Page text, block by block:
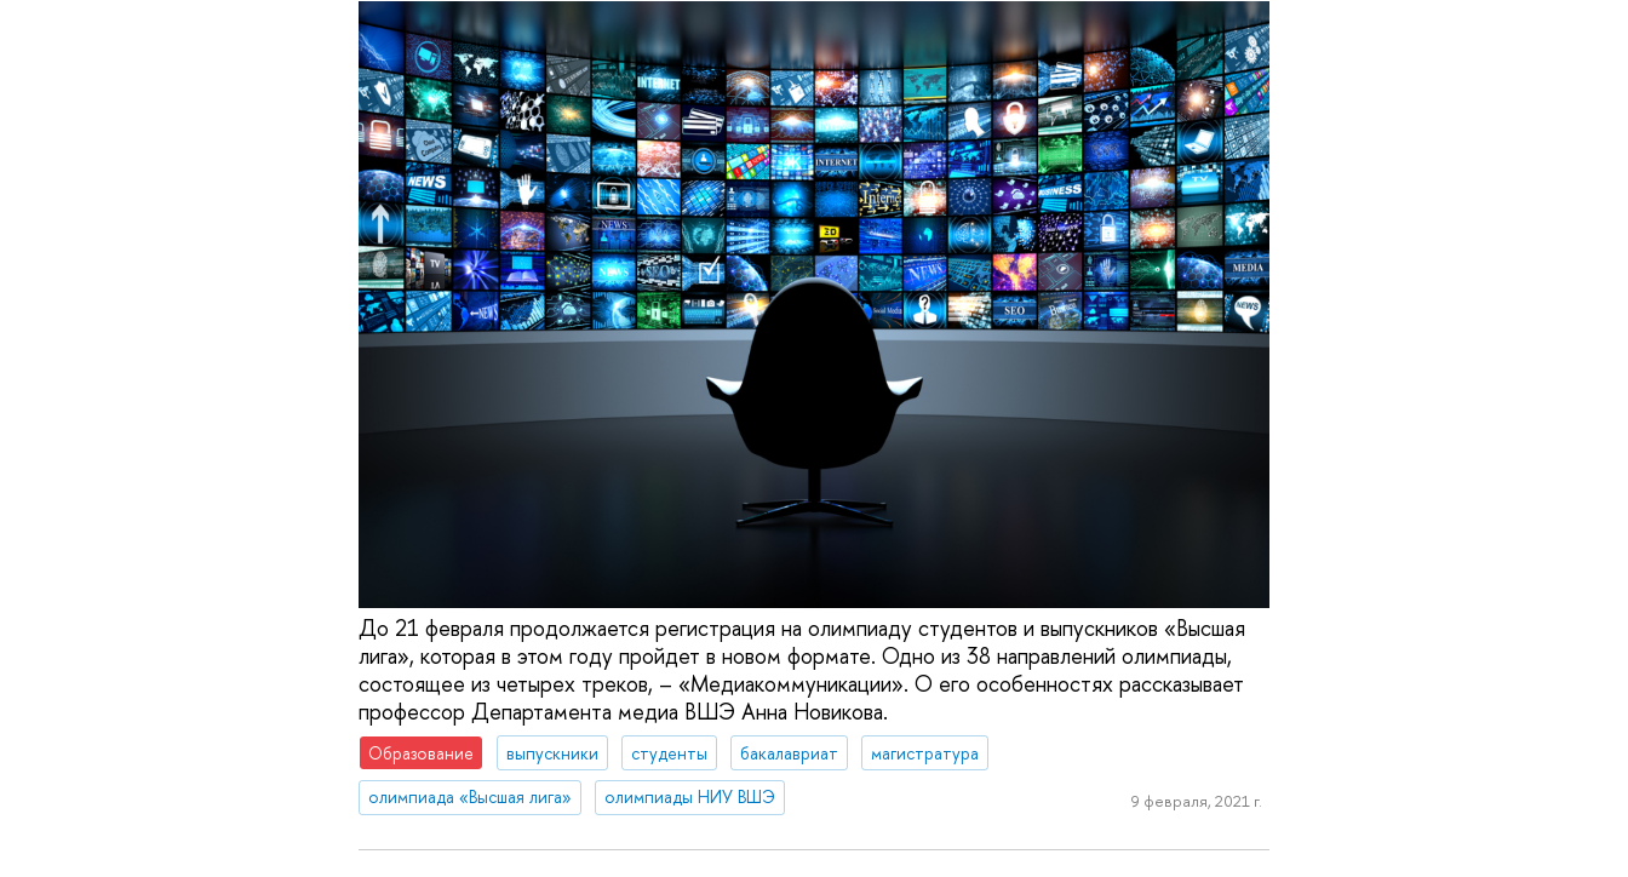
До 21 февраля продолжается регистрация на олимпиаду студентов и выпускников «Высшая
лига», которая в этом году пройдет в новом формате. Одно из 38 направлений олимпиады,
состоящее из четырех треков, – «Медиакоммуникации». О его особенностях рассказывает
профессор Департамента медиа ВШЭ Анна Новикова.
Образование выпускники студенты бакалавриат
магистратура
олимпиада «Высшая лига»
олимпиады НИУ ВШЭ 9 февраля, 2021 г.